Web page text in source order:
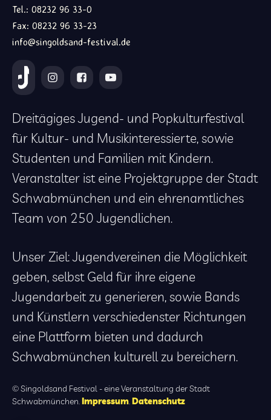
Tel.: 08232 96 33-0
Fax: 08232 96 33-23
info@singoldsand-festival.de
Dreitägiges Jugend- und Popkulturfestival
für Kultur- und Musikinteressierte, sowie
Studenten und Familien mit Kindern.
Veranstalter ist eine Projektgruppe der Stadt
Schwabmünchen und ein ehrenamtliches
Team von 250 Jugendlichen.
Unser Ziel: Jugendvereinen die Möglichkeit
geben, selbst Geld für ihre eigene
Jugendarbeit zu generieren, sowie Bands
und Künstlern verschiedenster Richtungen
eine Plattform bieten und dadurch
Schwabmünchen kulturell zu bereichern.
© Singoldsand Festival - eine Veranstaltung der Stadt
Schwabmünchen. Impressum Datenschutz